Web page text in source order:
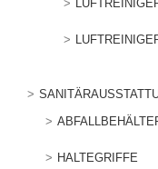
HALTEGRIFFE